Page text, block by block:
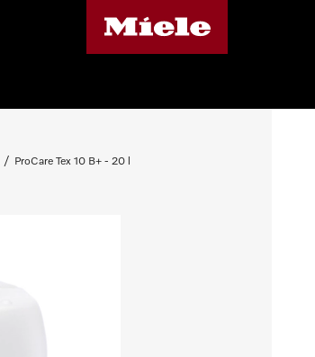
ProCare Tex 10 B+ - 20 l